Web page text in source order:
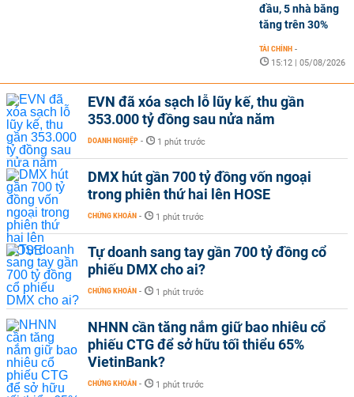
đầu, 5 nhà băng
tăng trên 30%
TÀI CHÍNH -
15:12 | 05/08/2026
EVN đã xóa sạch lỗ lũy kế, thu gần
353.000 tỷ đồng sau nửa năm
DOANH NGHIỆP - 1 phút trước
DMX hút gần 700 tỷ đồng vốn ngoại
trong phiên thứ hai lên HOSE
CHỨNG KHOÁN - 1 phút trước
Tự doanh sang tay gần 700 tỷ đồng cổ
phiếu DMX cho ai?
CHỨNG KHOÁN - 1 phút trước
NHNN cần tăng nắm giữ bao nhiêu cổ
phiếu CTG để sở hữu tối thiểu 65%
VietinBank?
CHỨNG KHOÁN - 1 phút trước